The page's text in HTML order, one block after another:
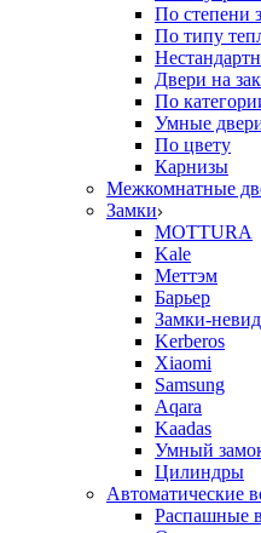
По степени
По типу
Двери на
По
Умные
По цвету
Карнизы
Межкомнатные
Замки
MOTTURA
Kale
Меттэм
Барьер
Замки-
Kerberos
Xiaomi
Samsung
Aqara
Kaadas
Умный
Цилиндры
Автоматические
Распашные